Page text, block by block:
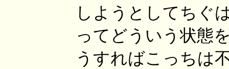
しようとしてちぐ
ってどういう状態
うすればこっちは